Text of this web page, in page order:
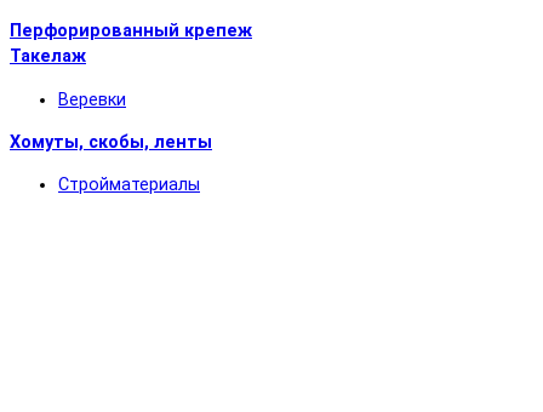
Перфорированный крепеж
Такелаж
Веревки
Хомуты, скобы, ленты
Стройматериалы